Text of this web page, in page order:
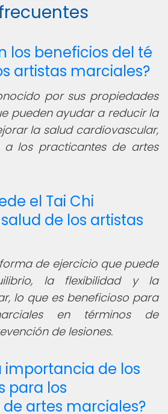
los beneficios del té
artistas marciales?
por sus propiedades
pueden ayudar a reducir la
la salud cardiovascular,
los practicantes de artes
el Tai Chi
de los artistas
de ejercicio que puede
la flexibilidad y la
lo que es beneficioso para
en términos de
de lesiones.
importancia de los
para los
artes marciales?